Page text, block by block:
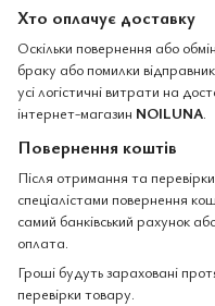
Хто оплачує доставку
Оскільки повернення або
браку або помилки
усі логістичні витрати на
інтернет-магазин NOILUNA.
Повернення коштів
Після отримання та
спеціалістами повернення
самий банківський рахунок
оплата.
Гроші будуть зараховані
перевірки товару.